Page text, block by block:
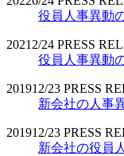
役員人事異動
2021 2/24 PRESS
役員人事異動
201912/23 PRESS
新会社の人事
201912/23 PRESS
新会社の役員